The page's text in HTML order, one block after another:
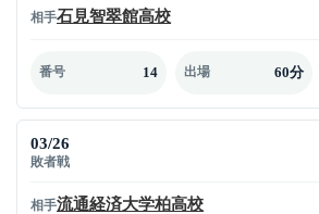
相手石見智翠館高校
番号 14 出場 60分
03/26
敗者戦
相手流通経済大学柏高校